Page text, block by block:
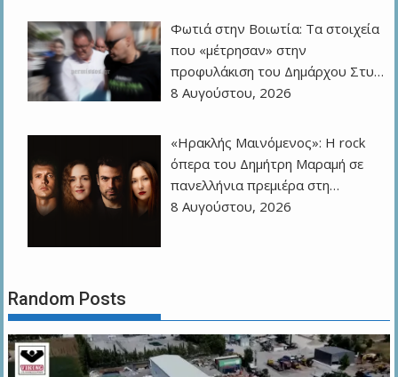
Φωτιά στην Βοιωτία: Τα στοιχεία
που «μέτρησαν» στην
προφυλάκιση του Δημάρχου Στυ…
8 Αυγούστου, 2026
«Ηρακλής Μαινόμενος»: H rock
όπερα του Δημήτρη Μαραμή σε
πανελλήνια πρεμιέρα στη…
8 Αυγούστου, 2026
Random Posts